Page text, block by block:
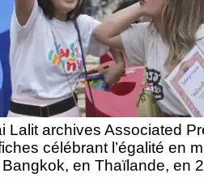
Lalit archives Associated
célébrant l’égalité en
Bangkok, en Thaïlande, en